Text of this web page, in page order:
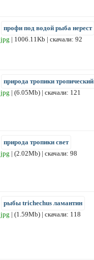
профи под водой рыба нерест
jpg | 1006.11Kb | скачали: 92
природа тропики тропический
jpg | (6.05Mb) | скачали: 121
природа тропики свет
jpg | (2.02Mb) | скачали: 98
рыбы trichechus ламантин
jpg | (1.59Mb) | скачали: 118